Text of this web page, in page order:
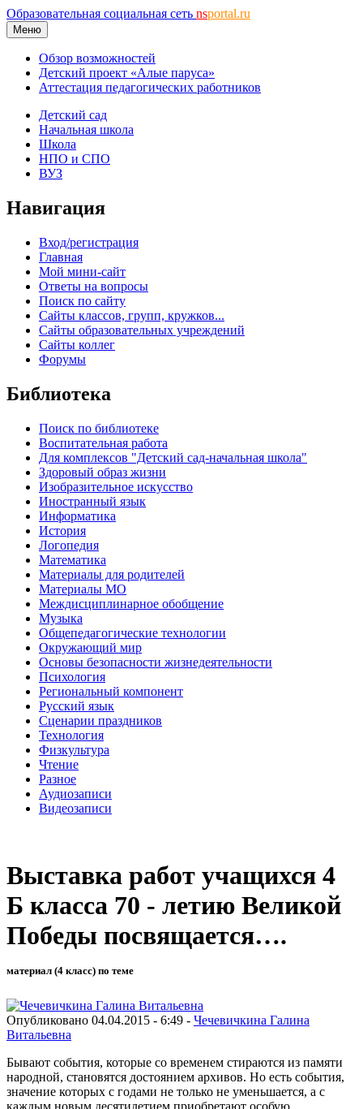
Образовательная социальная сеть nsportal.ru
Меню
Обзор возможностей
Детский проект «Алые паруса»
Аттестация педагогических работников
Детский сад
Начальная школа
Школа
НПО и СПО
ВУЗ
Навигация
Вход/регистрация
Главная
Мой мини-сайт
Ответы на вопросы
Поиск по сайту
Сайты классов, групп, кружков...
Сайты образовательных учреждений
Сайты коллег
Форумы
Библиотека
Поиск по библиотеке
Воспитательная работа
Для комплексов "Детский сад-начальная школа"
Здоровый образ жизни
Изобразительное искусство
Иностранный язык
Информатика
История
Логопедия
Математика
Материалы для родителей
Материалы МО
Междисциплинарное обобщение
Музыка
Общепедагогические технологии
Окружающий мир
Основы безопасности жизнедеятельности
Психология
Региональный компонент
Русский язык
Сценарии праздников
Технология
Физкультура
Чтение
Разное
Аудиозаписи
Видеозаписи
Выставка работ учащихся 4
Б класса 70 - летию Великой
Победы посвящается….
материал (4 класс) по теме
Опубликовано 04.04.2015 - 6:49 - Чечевичкина Галина
Витальевна
Бывают события, которые со временем стираются из памяти
народной, становятся достоянием архивов. Но есть события,
значение которых с годами не только не уменьшается, а с
каждым новым десятилетием приобретают особую